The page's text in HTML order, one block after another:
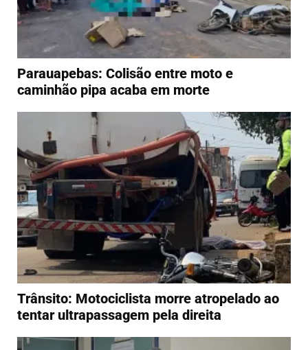
Parauapebas: Colisão entre moto e
caminhão pipa acaba em morte
Trânsito: Motociclista morre atropelado ao
tentar ultrapassagem pela direita